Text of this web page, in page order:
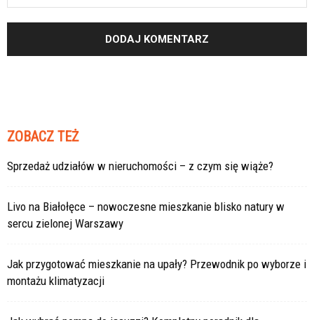
ZOBACZ TEŻ
Sprzedaż udziałów w nieruchomości – z czym się wiąże?
Livo na Białołęce – nowoczesne mieszkanie blisko natury w
sercu zielonej Warszawy
Jak przygotować mieszkanie na upały? Przewodnik po wyborze i
montażu klimatyzacji